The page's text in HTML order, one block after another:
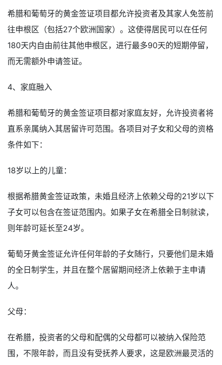
希腊和葡萄牙的黄金签证项目都允许投资者及其家人免签前
往申根区（包括27个欧洲国家）。这使得居民可以在任何
180天内自由前往其他申根区，进行最多90天的短期停留，
而无需额外申请签证。
4、家庭融入
希腊和葡萄牙的黄金签证项目都对家庭友好，允许投资者将
直系亲属纳入其居留许可范围。各项目对子女和父母的资格
条件如下：
18岁以上的儿童：
根据希腊黄金签证政策，未婚且经济上依赖父母的21岁以下
子女可以包含在签证范围内。如果子女在希腊全日制就读，
则年龄可延长至24岁。
葡萄牙黄金签证允许任何年龄的子女随行，只要他们是未婚
的全日制学生，并且在整个居留期间经济上依赖于主申请
人。
父母：
在希腊，投资者的父母和配偶的父母都可以被纳入保险范
围，不限年龄，而且没有受抚养人要求，这是欧洲最灵活的